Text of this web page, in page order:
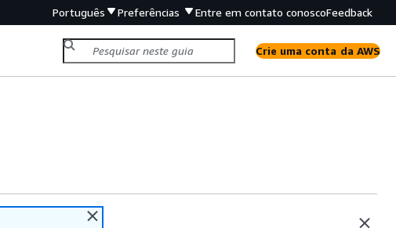
Português Preferências Entre em contato conoscoFeedback
Crie uma conta da AWS